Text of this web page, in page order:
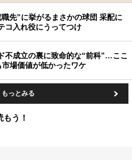
先”に挙がるまさかの球団 采配に
コ入れ役にうってつけ
不成立の裏に致命的な“前科”…ここ
市場価値が低かったワケ
もっとみる
う！